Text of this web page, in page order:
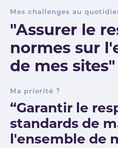
Mes challenges au
"Assurer le
normes sur
de mes sites"
Ma priorité ?
“Garantir le
standards de
l'ensemble de